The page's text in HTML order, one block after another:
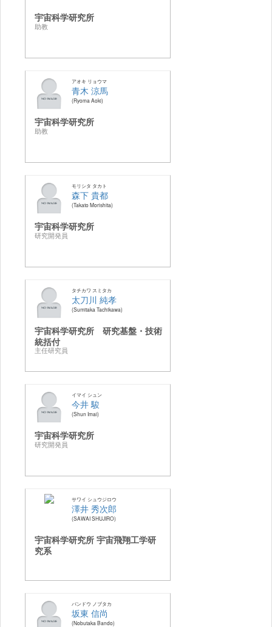
宇宙科学研究所
助教
アオキ リョウマ
青木 涼馬
Ryoma Aoki
宇宙科学研究所
助教
モリシタ タカト
森下 貴都
Takato Morishita
宇宙科学研究所
研究開発員
タチカワ スミタカ
太刀川 純孝
Sumitaka Tachikawa
宇宙科学研究所 研究基盤・技術
統括付
主任研究員
イマイ シュン
今井 駿
Shun Imai
宇宙科学研究所
研究開発員
サワイ シュウジロウ
澤井 秀次郎
SAWAI SHUJIRO
宇宙科学研究所 宇宙飛翔工学研
究系
バンドウ ノブタカ
坂東 信尚
Nobutaka Bando